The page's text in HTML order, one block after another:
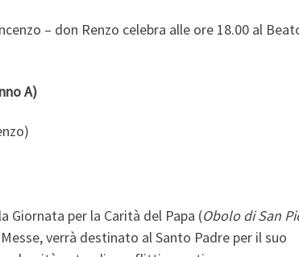
– don Renzo celebra alle ore 18.00 al
A)
Giornata per la Carità del Papa (Obolo di San
verrà destinato al Santo Padre per il suo